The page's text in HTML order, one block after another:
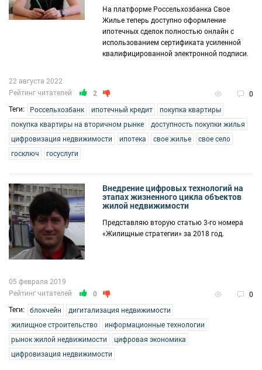
На платформе Россельхозбанка Свое
Жилье теперь доступно оформление
ипотечных сделок полностью онлайн с
использованием сертификата усиленной
квалифицированной электронной подписи.
Рейтинг читателей 2 0
22 августа 2022
Теги: Россельхозбанк ипотечный кредит
покупка квартиры
покупка квартиры на вторичном рынке
доступность покупки жилья
цифровизация недвижимости
ипотека свое жилье
свое село
госключ
госуслуги
Внедрение цифровых технологий на
этапах жизненного цикла объектов
жилой недвижимости
Представляю вторую статью 3-го номера
«Жилищные стратегии» за 2018 год.
Рейтинг читателей 0 0
05 февраля 2019
Теги: блокчейн
дигитализация недвижимости
жилищное строительство
информационные технологии
рынок жилой недвижимости
цифровая экономика
цифровизация недвижимости